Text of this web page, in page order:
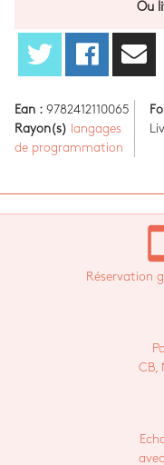
Ou
Ean : 9782412110065
Rayon(s)
langages
de programmation
Réservation
CB,